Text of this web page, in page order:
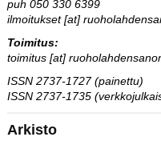
puh 050 330 6399
ilmoitukset [at]
Toimitus:
toimitus [at]
ISSN 2737-1727 (painettu)
ISSN 2737-1735
Arkisto